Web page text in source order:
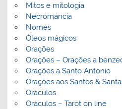
Mitos e mitologia
Necromancia
Nomes
Óleos mágicos
Orações
Orações – Orações a
Orações a Santo Antonio
Orações aos Santos &
Oráculos
Oráculos – Tarot on line